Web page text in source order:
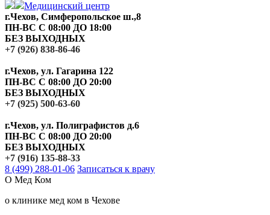
Медицинский центр
г.Чехов, Симферопольское ш.,8
ПН-ВС С 08:00 ДО 18:00
БЕЗ ВЫХОДНЫХ
+7 (926) 838-86-46
г.Чехов, ул. Гагарина 122
ПН-ВС С 08:00 ДО 20:00
БЕЗ ВЫХОДНЫХ
+7 (925) 500-63-60
г.Чехов, ул. Полиграфистов д.6
ПН-ВС С 08:00 ДО 20:00
БЕЗ ВЫХОДНЫХ
+7 (916) 135-88-33
8 (499) 288-01-06 Записаться к врачу
О Мед Ком
о клинике мед ком в Чехове